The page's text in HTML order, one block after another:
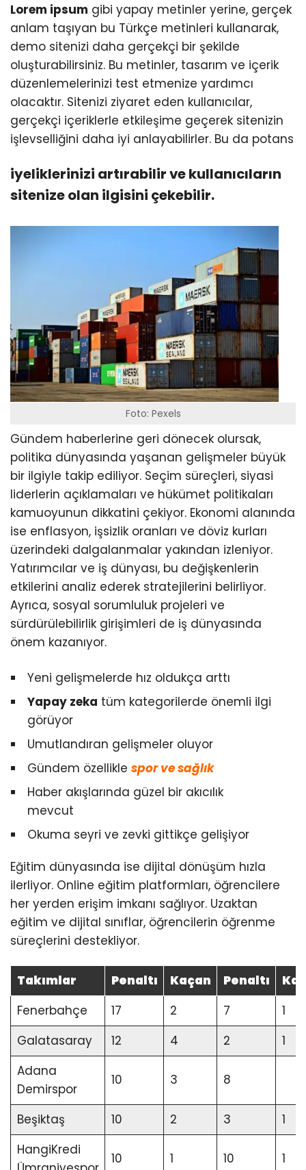
Lorem ipsum gibi yapay metinler yerine, gerçek
anlam taşıyan bu Türkçe metinleri kullanarak,
demo sitenizi daha gerçekçi bir şekilde
oluşturabilirsiniz. Bu metinler, tasarım ve içerik
düzenlemelerinizi test etmenize yardımcı
olacaktır. Sitenizi ziyaret eden kullanıcılar,
gerçekçi içeriklerle etkileşime geçerek sitenizin
işlevselliğini daha iyi anlayabilirler. Bu da potans
iyeliklerinizi artırabilir ve kullanıcıların
sitenize olan ilgisini çekebilir.
Foto: Pexels
Gündem haberlerine geri dönecek olursak,
politika dünyasında yaşanan gelişmeler büyük
bir ilgiyle takip ediliyor. Seçim süreçleri, siyasi
liderlerin açıklamaları ve hükümet politikaları
kamuoyunun dikkatini çekiyor. Ekonomi alanında
ise enflasyon, işsizlik oranları ve döviz kurları
üzerindeki dalgalanmalar yakından izleniyor.
Yatırımcılar ve iş dünyası, bu değişkenlerin
etkilerini analiz ederek stratejilerini belirliyor.
Ayrıca, sosyal sorumluluk projeleri ve
sürdürülebilirlik girişimleri de iş dünyasında
önem kazanıyor.
Yeni gelişmelerde hız oldukça arttı
Yapay zeka tüm kategorilerde önemli ilgi
görüyor
Umutlandıran gelişmeler oluyor
Gündem özellikle spor ve sağlık
Haber akışlarında güzel bir akıcılık
mevcut
Okuma seyri ve zevki gittikçe gelişiyor
Eğitim dünyasında ise dijital dönüşüm hızla
ilerliyor. Online eğitim platformları, öğrencilere
her yerden erişim imkanı sağlıyor. Uzaktan
eğitim ve dijital sınıflar, öğrencilerin öğrenme
süreçlerini destekliyor.
Takımlar Penaltı Kaçan Penaltı
Fenerbahçe
17 2 7
1
Galatasaray
12 4 2
1
Adana
Demirspor
10 3 8
Beşiktaş 10 2 3
1
HangiKredi
10 1 10 1